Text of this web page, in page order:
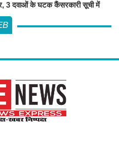
3 दवाओं के घटक कैंसरकारी सूची में